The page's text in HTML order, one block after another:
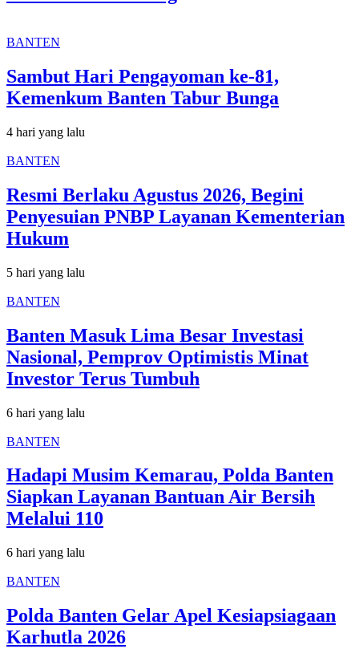
BANTEN
Sambut Hari Pengayoman ke-81,
Kemenkum Banten Tabur Bunga
4 hari yang lalu
BANTEN
Resmi Berlaku Agustus 2026, Begini
Penyesuian PNBP Layanan Kementerian
Hukum
5 hari yang lalu
BANTEN
Banten Masuk Lima Besar Investasi
Nasional, Pemprov Optimistis Minat
Investor Terus Tumbuh
6 hari yang lalu
BANTEN
Hadapi Musim Kemarau, Polda Banten
Siapkan Layanan Bantuan Air Bersih
Melalui 110
6 hari yang lalu
BANTEN
Polda Banten Gelar Apel Kesiapsiagaan
Karhutla 2026